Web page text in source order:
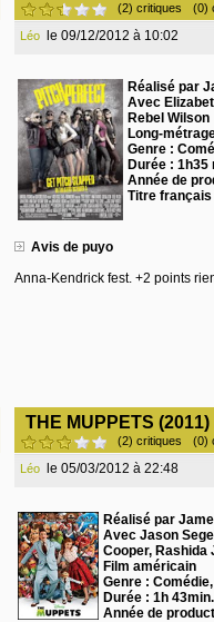
(2) critiques (0)
Léo le 09/12/2012 à 10:02
Réalisé par
Avec
Rebel Wilson
Long-
Genre :
Durée : 1h35
Année de
Titre français
Avis de puyo
Anna-Kendrick fest. +2 points
THE MUPPETS (2011)
(2) critiques (0)
Léo le 05/03/2012 à 22:48
Réalisé par
Avec Jason
Cooper, Rashida
Film américain
Genre :
Durée : 1h 43min.
Année de